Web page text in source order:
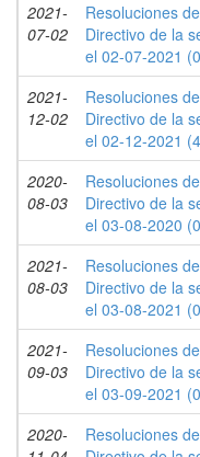
2021-
07-02
Resoluciones
Directivo de la
el 02-07-2021
2021-
12-02
Resoluciones
Directivo de la
el 02-12-2021
2020-
08-03
Resoluciones
Directivo de la
el 03-08-2020
2021-
08-03
Resoluciones
Directivo de la
el 03-08-2021
2021-
09-03
Resoluciones
Directivo de la
el 03-09-2021
2020-
Resoluciones